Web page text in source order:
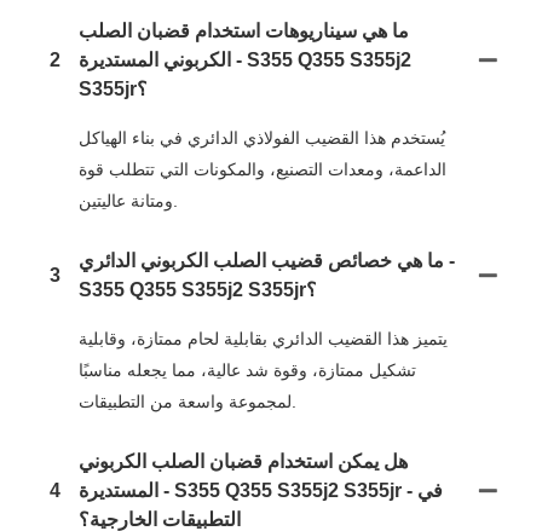
2
ما هي سيناريوهات استخدام قضبان الصلب
الكربوني المستديرة - S355 Q355 S355j2
S355jr؟
يُستخدم هذا القضيب الفولاذي الدائري في بناء الهياكل
الداعمة، ومعدات التصنيع، والمكونات التي تتطلب قوة
3
ما هي خصائص قضيب الصلب الكربوني الدائري -
S355 Q355 S355j2 S355jr؟
يتميز هذا القضيب الدائري بقابلية لحام ممتازة، وقابلية
تشكيل ممتازة، وقوة شد عالية، مما يجعله مناسبًا
4
هل يمكن استخدام قضبان الصلب الكربوني
المستديرة - S355 Q355 S355j2 S355jr - في
التطبيقات الخارجية؟